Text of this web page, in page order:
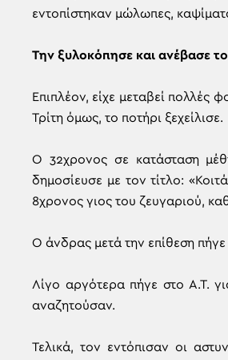
εντοπίστηκαν μώλωπες,
Την ξυλοκόπησε και ανέβασε
Επιπλέον, είχε μεταβεί πολλές
Τρίτη όμως, το ποτήρι ξεχείλισε.
Ο 32χρονος σε κατάσταση
δημοσίευσε με τον τίτλο:
8χρονος γιος του ζευγαριού,
Ο άνδρας μετά την επίθεση πήγε
Λίγο αργότερα πήγε στο Α.Τ.
αναζητούσαν.
Τελικά, τον εντόπισαν οι